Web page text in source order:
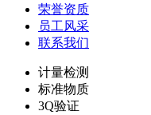
荣誉资质
员工风采
联系我们
计量检测
标准物质
3Q验证